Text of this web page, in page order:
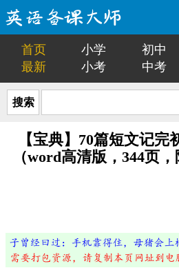
首页 小学 初中
最新
小考 中考
搜索
【宝典】70篇短文记完
（word高清版，344页